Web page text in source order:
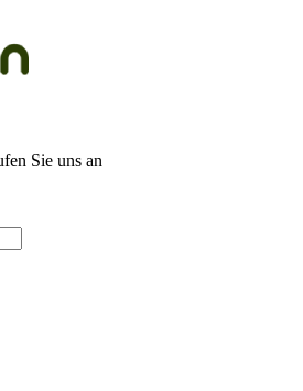
Sie uns an